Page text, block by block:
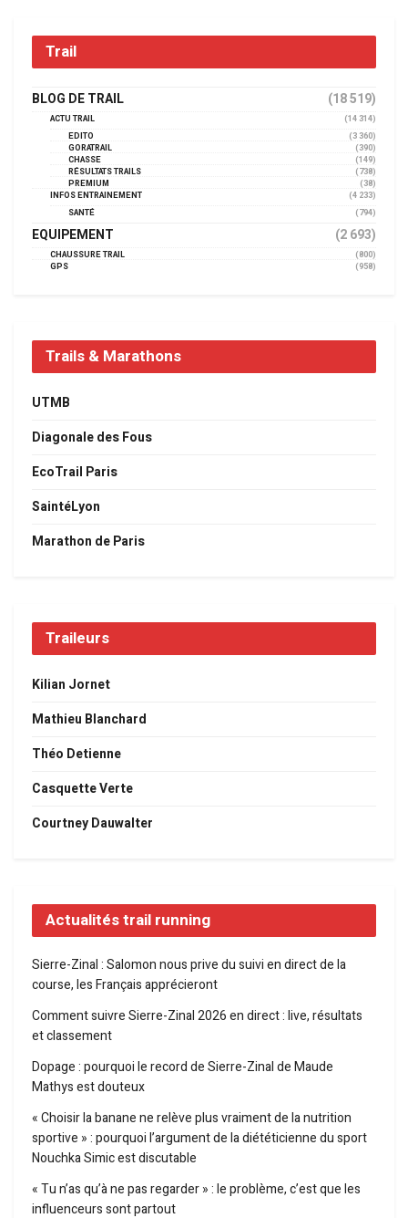
Trail
BLOG DE TRAIL (18 519)
ACTU TRAIL
(14 314)
EDITO
(3 360)
GORATRAIL
(390)
CHASSE
(149)
RÉSULTATS TRAILS
(738)
PREMIUM
(38)
INFOS ENTRAINEMENT
(4 233)
SANTÉ
(794)
EQUIPEMENT (2 693)
CHAUSSURE TRAIL
(800)
GPS
(958)
Trails & Marathons
UTMB
Diagonale des Fous
EcoTrail Paris
SaintéLyon
Marathon de Paris
Traileurs
Kilian Jornet
Mathieu Blanchard
Théo Detienne
Casquette Verte
Courtney Dauwalter
Actualités trail running
Sierre-Zinal : Salomon nous prive du suivi en direct de la
course, les Français apprécieront
Comment suivre Sierre-Zinal 2026 en direct : live, résultats
et classement
Dopage : pourquoi le record de Sierre-Zinal de Maude
Mathys est douteux
« Choisir la banane ne relève plus vraiment de la nutrition
sportive » : pourquoi l’argument de la diététicienne du sport
Nouchka Simic est discutable
« Tu n’as qu’à ne pas regarder » : le problème, c’est que les
influenceurs sont partout